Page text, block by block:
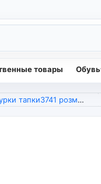
товары Обувь
тапки3741 розмер (арт. 7376)